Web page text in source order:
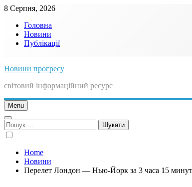
Skip
content
8 Серпня, 2026
Головна
Новини
Публікації
Новини прогресу
світовий інформаційний ресурс
Menu
Пошук:
Home
Новини
Перелет Лондон — Нью-Йорк за 3 часа 15